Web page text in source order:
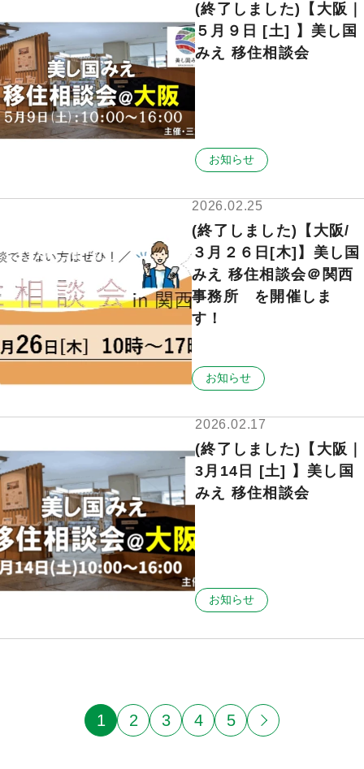
(終了しました)【大阪｜
５月９日 [土] 】美し国
みえ 移住相談会
お知らせ
2026.02.25
(終了しました)【大阪/
３月２６日[木]】美し国
みえ 移住相談会＠関西
事務所 を開催しま
す！
お知らせ
2026.02.17
(終了しました)【大阪｜
3月14日 [土] 】美し国
みえ 移住相談会
お知らせ
1 2 3 4 5